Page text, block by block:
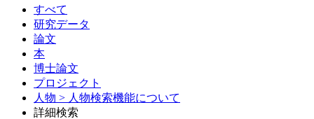
すべて
研究データ
論文
本
博士論文
プロジェクト
人物 > 人物検索機能について
詳細検索